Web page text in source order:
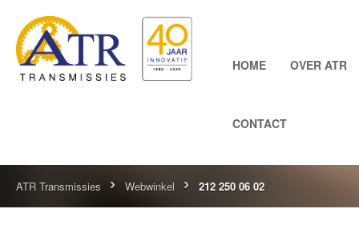
HOME OVER ATR
CONTACT
ATR Transmissies Webwinkel 212 250 06 02